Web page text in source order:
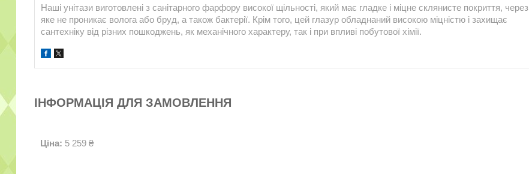
Наші унітази виготовлені з санітарного фарфору високої щільності, який має гладке і міцне склянисте покриття, через
яке не проникає волога або бруд, а також бактерії. Крім того, цей глазур обладнаний високою міцністю і захищає
сантехніку від різних пошкоджень, як механічного характеру, так і при впливі побутової хімії.
ІНФОРМАЦІЯ ДЛЯ ЗАМОВЛЕННЯ
Ціна: 5 259 ₴